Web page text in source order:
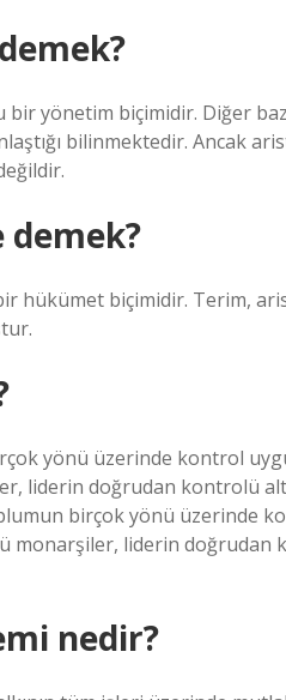
yönetim biçimidir. Diğer
bilinmektedir. Ancak
hükümet biçimidir. Terim,
yönü üzerinde kontrol
liderin doğrudan kontrolü
birçok yönü üzerinde
monarşiler, liderin doğrudan
nedir?